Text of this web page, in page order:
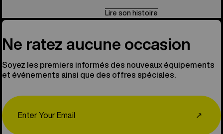
Lire son histoire
Ne ratez aucune occasion
Soyez les premiers informés des nouveaux équipements
et événements ainsi que des offres spéciales.
↗